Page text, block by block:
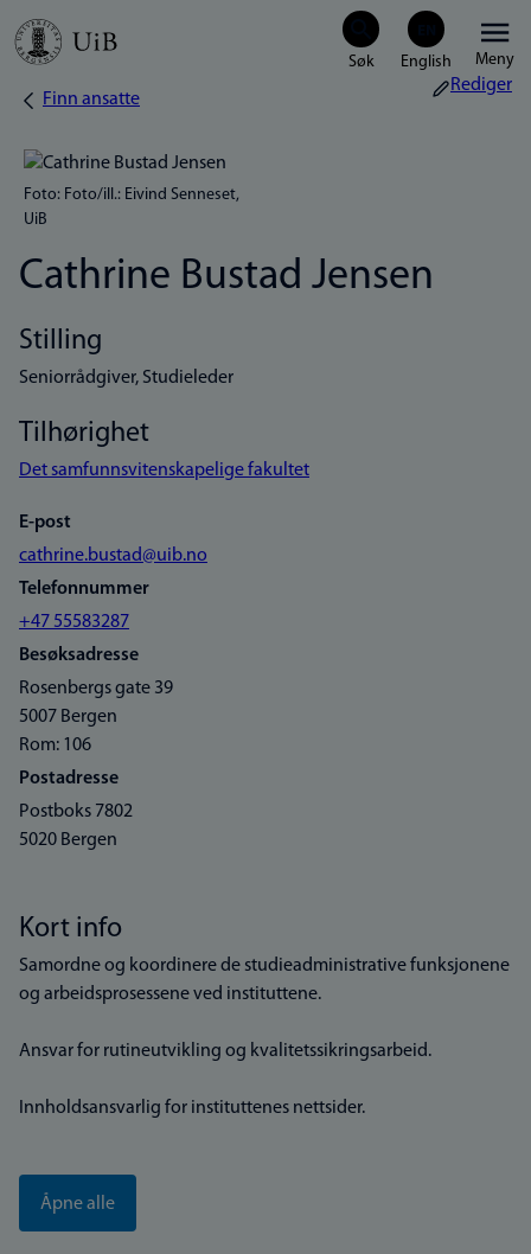
Hopp
Meny
Navigasjonssti
Finn ansatte
Rediger
Foto: Foto/ill.: Eivind Senneset,
UiB
Cathrine Bustad Jensen
Stilling
Seniorrådgiver, Studieleder
Tilhørighet
Det samfunnsvitenskapelige fakultet
E-post
cathrine.bustad@uib.no
Telefonnummer
+47 55583287
Besøksadresse
Rosenbergs gate 39
5007 Bergen
Rom: 106
Postadresse
Postboks 7802
5020 Bergen
Kort info
Samordne og koordinere de studieadministrative funksjonene
og arbeidsprosessene ved instituttene.
Ansvar for rutineutvikling og kvalitetssikringsarbeid.
Innholdsansvarlig for instituttenes nettsider.
Åpne alle